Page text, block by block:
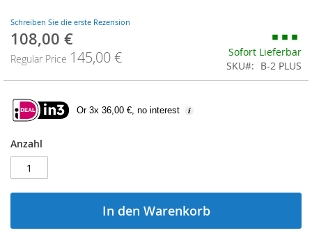
Schreiben Sie die erste Rezension
Special
108,00 €
Regular Price 145,00 €
Sofort Lieferbar
SKU
B-2 PLUS
Or 3x 36,00 €, no interest
Anzahl
In den Warenkorb